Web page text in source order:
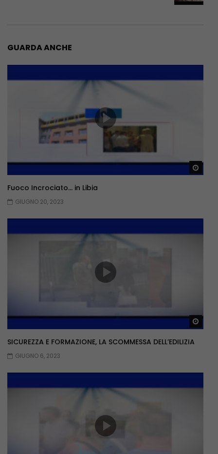
GUARDA ANCHE
Fuoco Incrociato… in Libia
GIUGNO 20, 2023
SICUREZZA E FORMAZIONE, LA SCOMMESSA DELL’EDILIZIA
GIUGNO 6, 2023